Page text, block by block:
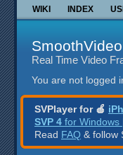
WIKI INDEX
Real Time Video
You are not logged
SVPlayer for 🍎
SVP 4 for Windows
Read FAQ & follow